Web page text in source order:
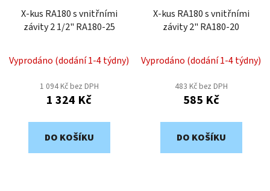
X-kus RA180 s vnitřními
závity 2 1/2" RA180-25
Vyprodáno (dodání 1-4 týdny)
1 094 Kč bez DPH
1 324 Kč
DO KOŠÍKU
X-kus RA180 s vnitřními
závity 2" RA180-20
Vyprodáno (dodání 1-4 týdny)
483 Kč bez DPH
585 Kč
DO KOŠÍKU